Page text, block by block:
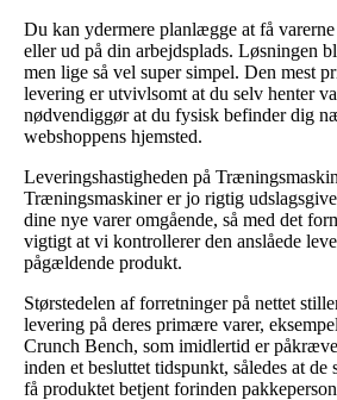
Du kan ydermere planlægge at få
eller ud på din arbejdsplads. Løsningen
men lige så vel super simpel. Den mest
levering er utvivlsomt at du selv henter
nødvendiggør at du fysisk befinder dig
webshoppens hjemsted.
Leveringshastigheden på
Træningsmaskiner er jo rigtig
dine nye varer omgående, så med det
vigtigt at vi kontrollerer den anslåede
pågældende produkt.
Størstedelen af forretninger på nettet
levering på deres primære varer,
Crunch Bench, som imidlertid er
inden et besluttet tidspunkt, således at de
få produktet betjent forinden